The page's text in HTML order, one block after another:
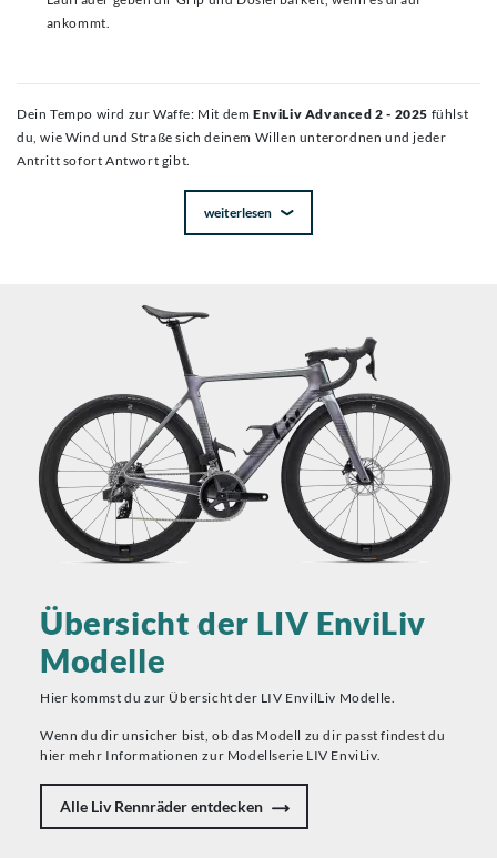
ankommt.
Dein Tempo wird zur Waffe: Mit dem EnviLiv Advanced 2 - 2025 fühlst
du, wie Wind und Straße sich deinem Willen unterordnen und jeder
Antritt sofort Antwort gibt.
weiterlesen
Übersicht der LIV EnviLiv
Modelle
Hier kommst du zur Übersicht der LIV EnvilLiv Modelle.
Wenn du dir unsicher bist, ob das Modell zu dir passt findest du
hier mehr Informationen zur Modellserie LIV EnviLiv.
Alle Liv Rennräder entdecken